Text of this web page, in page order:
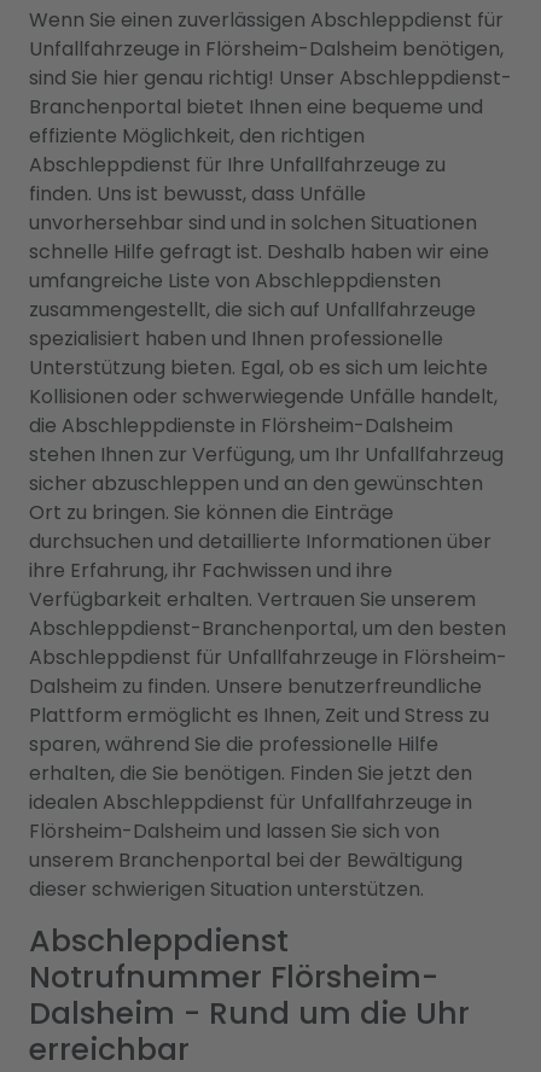
Wenn Sie einen zuverlässigen Abschleppdienst für
Unfallfahrzeuge in Flörsheim-Dalsheim benötigen,
sind Sie hier genau richtig! Unser Abschleppdienst-
Branchenportal bietet Ihnen eine bequeme und
effiziente Möglichkeit, den richtigen
Abschleppdienst für Ihre Unfallfahrzeuge zu
finden. Uns ist bewusst, dass Unfälle
unvorhersehbar sind und in solchen Situationen
schnelle Hilfe gefragt ist. Deshalb haben wir eine
umfangreiche Liste von Abschleppdiensten
zusammengestellt, die sich auf Unfallfahrzeuge
spezialisiert haben und Ihnen professionelle
Unterstützung bieten. Egal, ob es sich um leichte
Kollisionen oder schwerwiegende Unfälle handelt,
die Abschleppdienste in Flörsheim-Dalsheim
stehen Ihnen zur Verfügung, um Ihr Unfallfahrzeug
sicher abzuschleppen und an den gewünschten
Ort zu bringen. Sie können die Einträge
durchsuchen und detaillierte Informationen über
ihre Erfahrung, ihr Fachwissen und ihre
Verfügbarkeit erhalten. Vertrauen Sie unserem
Abschleppdienst-Branchenportal, um den besten
Abschleppdienst für Unfallfahrzeuge in Flörsheim-
Dalsheim zu finden. Unsere benutzerfreundliche
Plattform ermöglicht es Ihnen, Zeit und Stress zu
sparen, während Sie die professionelle Hilfe
erhalten, die Sie benötigen. Finden Sie jetzt den
idealen Abschleppdienst für Unfallfahrzeuge in
Flörsheim-Dalsheim und lassen Sie sich von
unserem Branchenportal bei der Bewältigung
dieser schwierigen Situation unterstützen.
Abschleppdienst
Notrufnummer Flörsheim-
Dalsheim - Rund um die Uhr
erreichbar